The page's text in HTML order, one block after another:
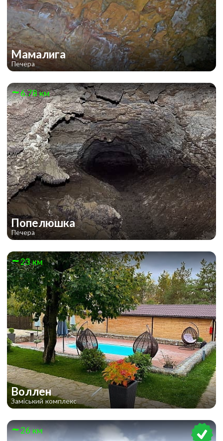
Мамалига
Печера
6.78 км
Попелюшка
Печера
23 км
Воллен
Заміський комплекс
26 км